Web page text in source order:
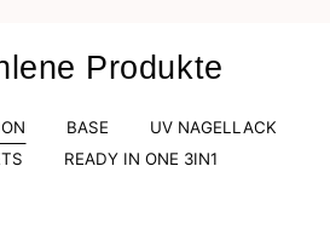
Produkte
BASE
UV NAGELLACK
READY IN ONE 3IN1